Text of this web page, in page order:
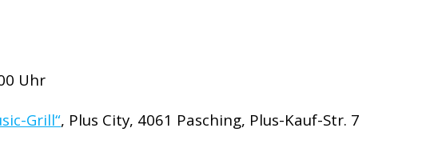
Uhr
Grill“, Plus City, 4061 Pasching, Plus-Kauf-Str. 7